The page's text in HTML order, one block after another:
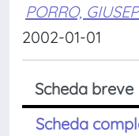
PORRO,
2002-01-01
Scheda breve
Scheda